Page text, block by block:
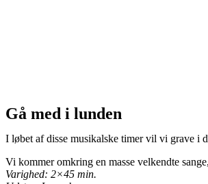
Gå med i lunden
I løbet af disse musikalske timer vil vi grave i
Vi kommer omkring en masse velkendte
Varighed: 2×45 min.